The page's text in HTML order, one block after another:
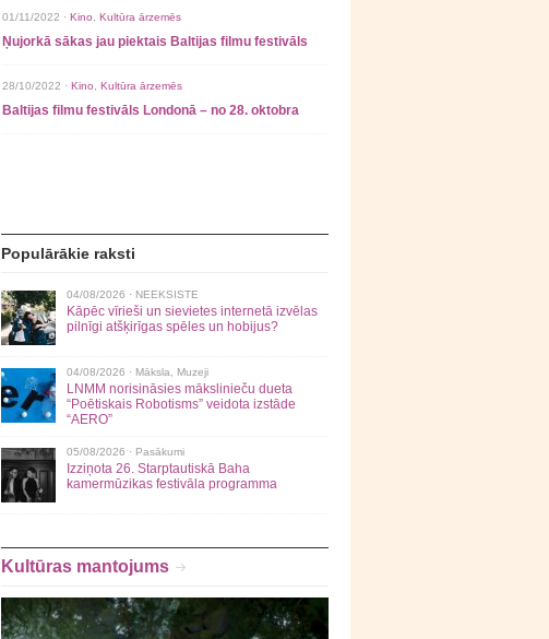
01/11/2022 · Kino Kultūra ārzemēs
Ņujorkā sākas jau piektais Baltijas filmu festivāls
28/10/2022 · Kino Kultūra ārzemēs
Baltijas filmu festivāls Londonā – no 28. oktobra
Populārākie raksti
04/08/2026 · NEEKSISTE
Kāpēc vīrieši un sievietes internetā izvēlas
pilnīgi atšķirīgas spēles un hobijus?
04/08/2026 · Māksla Muzeji
LNMM norisināsies mākslinieču dueta
“Poētiskais Robotisms” veidota izstāde
“AERO”
05/08/2026 · Pasākumi
Izziņota 26. Starptautiskā Baha
kamermūzikas festivāla programma
Kultūras mantojums